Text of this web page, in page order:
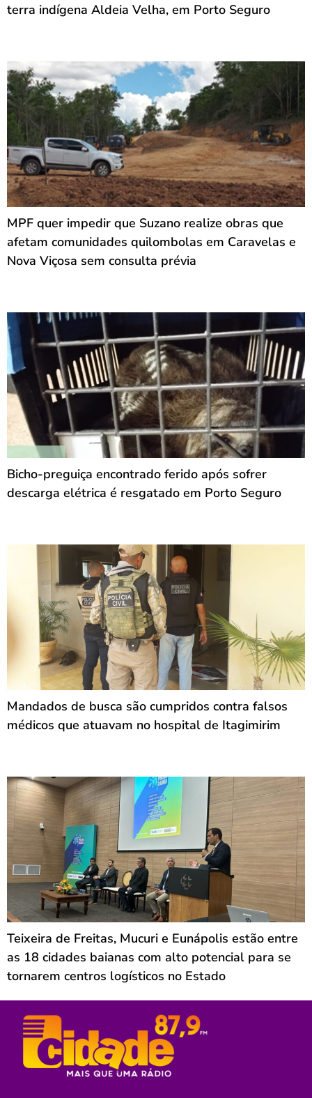
terra indígena Aldeia Velha, em Porto Seguro
MPF quer impedir que Suzano realize obras que
afetam comunidades quilombolas em Caravelas e
Nova Viçosa sem consulta prévia
Bicho-preguiça encontrado ferido após sofrer
descarga elétrica é resgatado em Porto Seguro
Mandados de busca são cumpridos contra falsos
médicos que atuavam no hospital de Itagimirim
Teixeira de Freitas, Mucuri e Eunápolis estão entre
as 18 cidades baianas com alto potencial para se
tornarem centros logísticos no Estado